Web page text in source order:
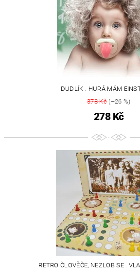
DUDLÍK . HURÁ MÁM
378 Kč(–26 %)
278 Kč
RETRO ČLOVĚČE, NEZLOB SE .